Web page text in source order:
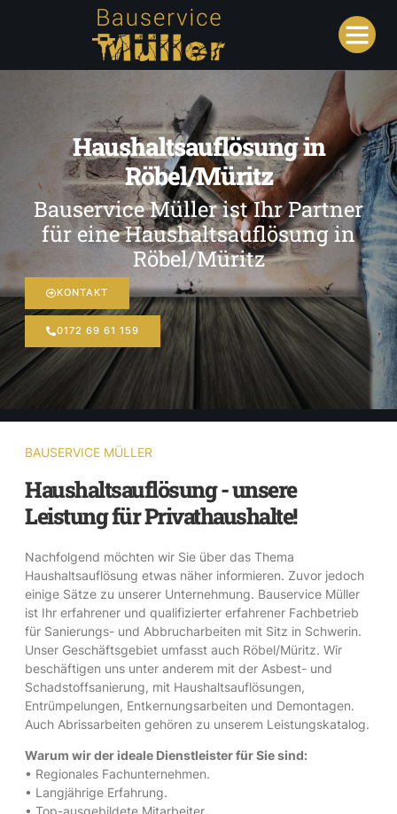
Haushaltsauflösung in
Röbel/Müritz
Bauservice Müller ist Ihr Partner
für eine Haushaltsauflösung in
Röbel/Müritz
KONTAKT
0172 69 61 159
BAUSERVICE MÜLLER
Haushaltsauflösung - unsere
Leistung für Privathaushalte!
Nachfolgend möchten wir Sie über das Thema
Haushaltsauflösung etwas näher informieren. Zuvor jedoch
einige Sätze zu unserer Unternehmung. Bauservice Müller
ist Ihr erfahrener und qualifizierter erfahrener Fachbetrieb
für Sanierungs- und Abbrucharbeiten mit Sitz in Schwerin.
Unser Geschäftsgebiet umfasst auch Röbel/Müritz. Wir
beschäftigen uns unter anderem mit der Asbest- und
Schadstoffsanierung, mit Haushaltsauflösungen,
Entrümpelungen, Entkernungsarbeiten und Demontagen.
Auch Abrissarbeiten gehören zu unserem Leistungskatalog.
Warum wir der ideale Dienstleister für Sie sind:
• Regionales Fachunternehmen.
• Langjährige Erfahrung.
• Top-ausgebildete Mitarbeiter.